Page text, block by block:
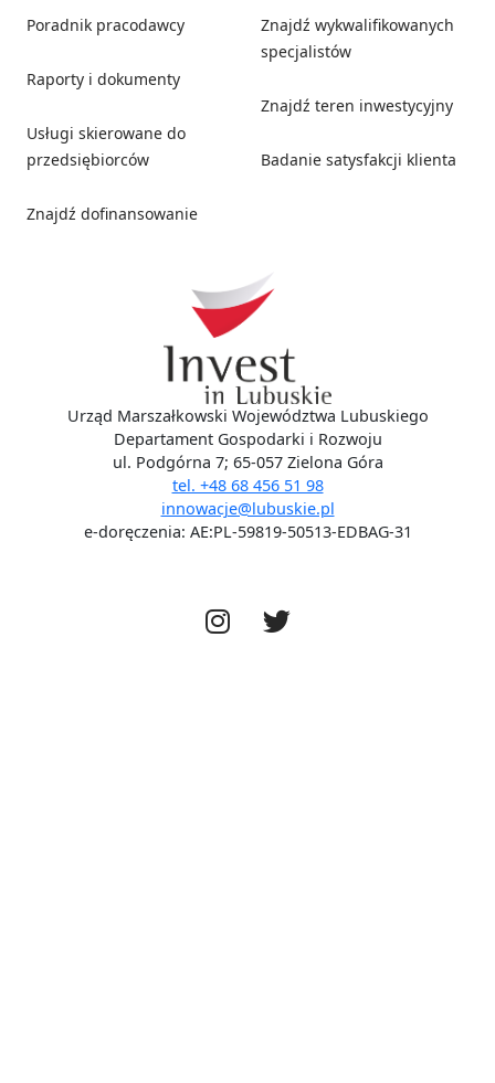
Poradnik pracodawcy
Raporty i dokumenty
Usługi skierowane do
przedsiębiorców
Znajdź dofinansowanie
Znajdź wykwalifikowanych
specjalistów
Znajdź teren inwestycyjny
Badanie satysfakcji klienta
Urząd Marszałkowski Województwa Lubuskiego
Departament Gospodarki i Rozwoju
ul. Podgórna 7; 65-057 Zielona Góra
tel. +48 68 456 51 98
innowacje@lubuskie.pl
e-doręczenia: AE:PL-59819-50513-EDBAG-31